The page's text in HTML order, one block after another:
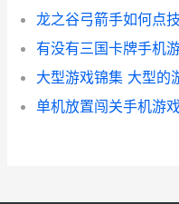
龙之谷弓箭手如何点
大型游戏锦集 大型的
单机放置闯关手机游